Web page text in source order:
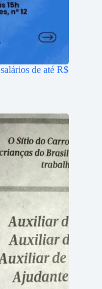
de até R$